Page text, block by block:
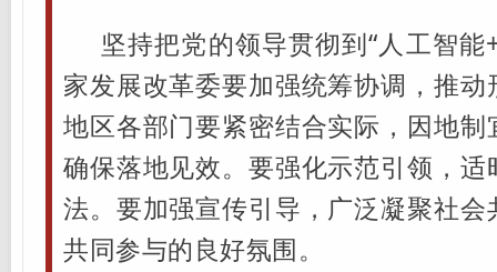
坚持把党的领导贯彻到“人工智能
家发展改革委要加强统筹协调，推
地区各部门要紧密结合实际，因地
确保落地见效。要强化示范引领，
法。要加强宣传引导，广泛凝聚社
共同参与的良好氛围。